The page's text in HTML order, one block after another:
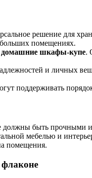
решение для
больших помещениях.
домашние шкафы-купе.
и личных
поддерживать
должны быть прочными
мебелью и
помещения.